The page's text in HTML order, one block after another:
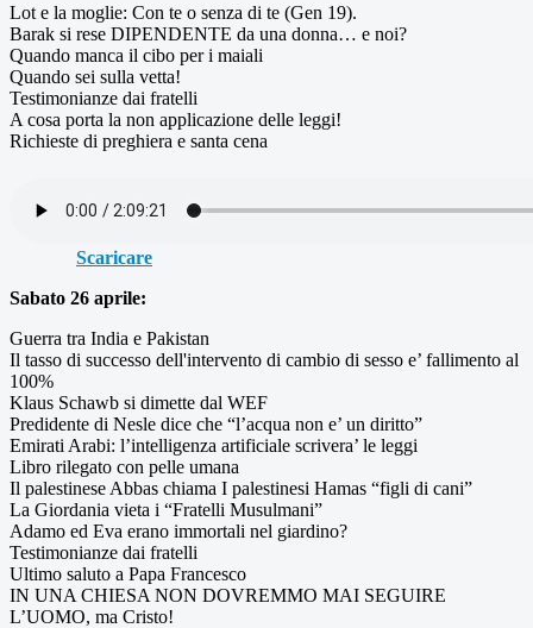
Lot e la moglie: Con te o senza di te (Gen 19).
Barak si rese DIPENDENTE da una donna… e noi?
Quando manca il cibo per i maiali
Quando sei sulla vetta!
Testimonianze dai fratelli
A cosa porta la non applicazione delle leggi!
Richieste di preghiera e santa cena
Scaricare
Sabato 26 aprile:
Guerra tra India e Pakistan
Il tasso di successo dell'intervento di cambio di sesso e’ fallimento al
100%
Klaus Schawb si dimette dal WEF
Predidente di Nesle dice che “l’acqua non e’ un diritto”
Emirati Arabi: l’intelligenza artificiale scrivera’ le leggi
Libro rilegato con pelle umana
Il palestinese Abbas chiama I palestinesi Hamas “figli di cani”
La Giordania vieta i “Fratelli Musulmani”
Adamo ed Eva erano immortali nel giardino?
Testimonianze dai fratelli
Ultimo saluto a Papa Francesco
IN UNA CHIESA NON DOVREMMO MAI SEGUIRE
L’UOMO, ma Cristo!